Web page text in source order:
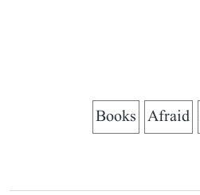
Afraid
Books